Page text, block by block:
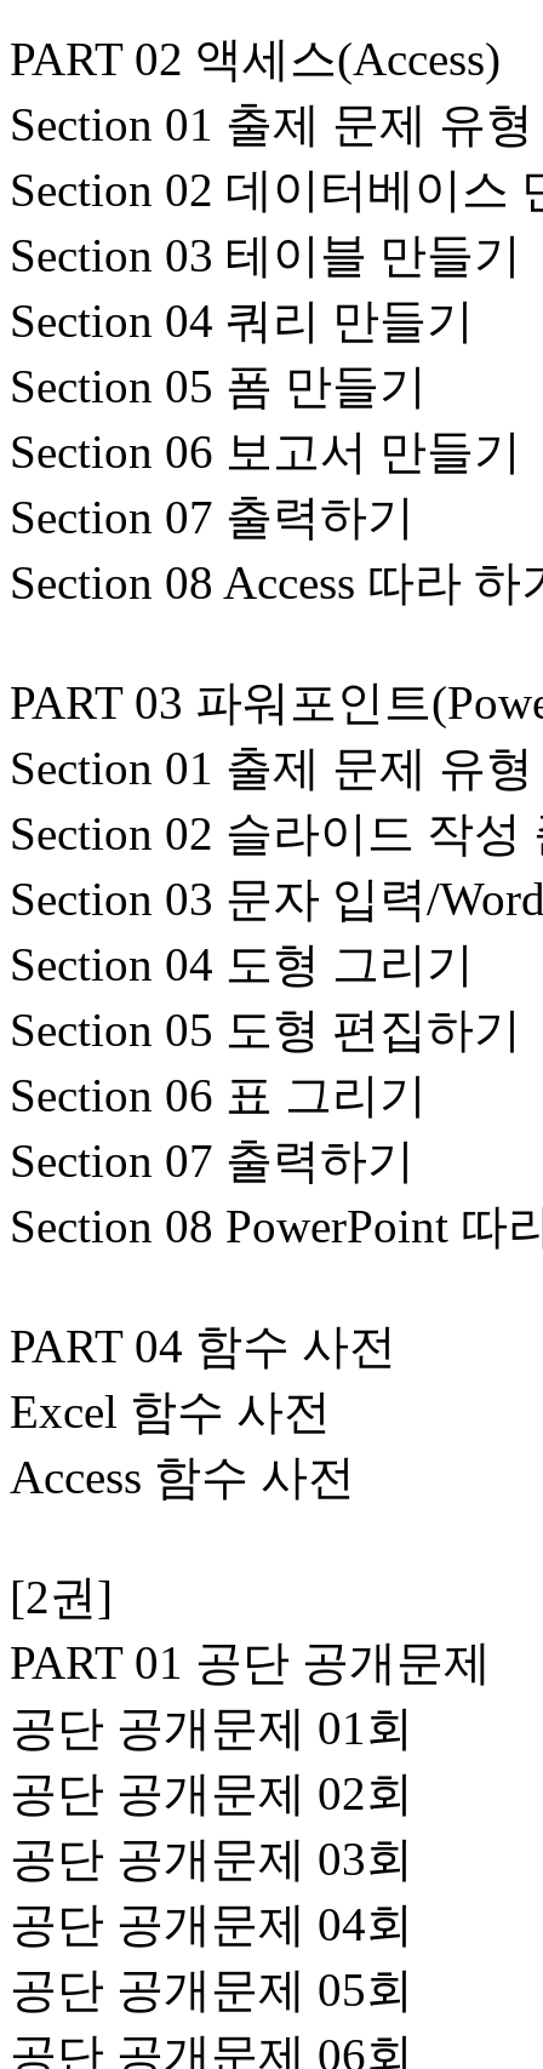
PART 02 액세스(Access)
Section 01 출제 문제 유
Section 02 데이터베이스
Section 03 테이블 만들기
Section 04 쿼리 만들기
Section 05 폼 만들기
Section 06 보고서 만들기
Section 07 출력하기
Section 08 Access 따라 하
PART 03 파워포인트
Section 01 출제 문제 유
Section 02 슬라이드 작성
Section 03 문자 입력/
Section 04 도형 그리기
Section 05 도형 편집하기
Section 06 표 그리기
Section 07 출력하기
Section 08 PowerPoint 따
PART 04 함수 사전
Excel 함수 사전
Access 함수 사전
[2권]
PART 01 공단 공개문제
공단 공개문제 01회
공단 공개문제 02회
공단 공개문제 03회
공단 공개문제 04회
공단 공개문제 05회
공단 공개문제 06회